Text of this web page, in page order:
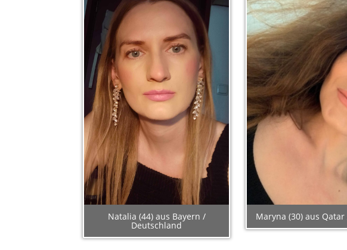
Natalia (44) aus Bayern /
Deutschland
Maryna (30) aus